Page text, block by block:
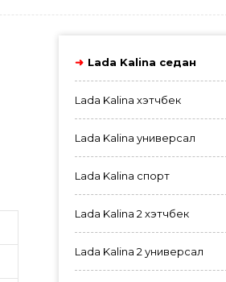
Lada Kalina седан
Lada Kalina хэтчбек
Lada Kalina универсал
Lada Kalina спорт
Lada Kalina 2 хэтчбек
Lada Kalina 2 универсал